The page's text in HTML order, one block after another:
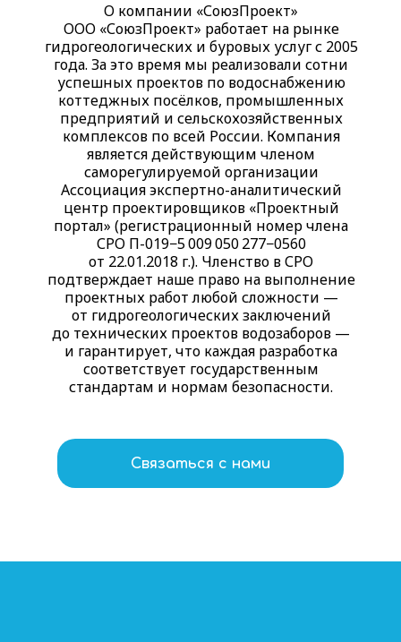
О компании «СоюзПроект»
ООО «СоюзПроект» работает на рынке
гидрогеологических и буровых услуг с 2005
года. За это время мы реализовали сотни
успешных проектов по водоснабжению
коттеджных посёлков, промышленных
предприятий и сельскохозяйственных
комплексов по всей России. Компания
является действующим членом
саморегулируемой организации
Ассоциация экспертно-аналитический
центр проектировщиков «Проектный
портал» (регистрационный номер члена
СРО П-019−5 009 050 277−0560
от 22.01.2018 г.). Членство в СРО
подтверждает наше право на выполнение
проектных работ любой сложности —
от гидрогеологических заключений
до технических проектов водозаборов —
и гарантирует, что каждая разработка
соответствует государственным
стандартам и нормам безопасности.
Связаться с нами